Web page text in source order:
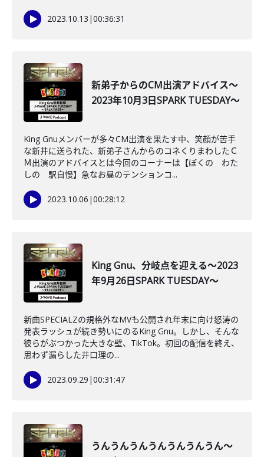
2023.10.13 |00:36:31
新弟子からのCM出演アドバイス～
2023年10月3日SPARK TUESDAY～
King Gnuメンバーが多々CM出演を果たす中、笑顔が苦手
な新井に送られた、新弟子さんからのコネくりまわしたＣ
Ｍ出演のアドバイスとは今回のコーナーは【ぼくの わた
しの 駅自慢】急なお昼のテンションコ...
2023.10.06 |00:28:12
King Gnu、分岐点を迎える～2023
年9月26日SPARK TUESDAY～
新曲SPECIALZの規格外なMVも公開され年末に向け怒涛の
発表ラッシュが続き勢いにのるKing Gnu。しかし、そんな
彼らがぶつかった大きな壁、TikTok。初回の配信を終え、
思わず漏らした井口理の...
2023.09.29 |00:31:47
うんうんうんうんうんうんうん～